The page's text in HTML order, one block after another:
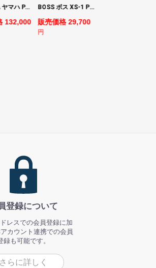
YAMAHA ヤマハ PACS+12M SB Pacifica Standard Plus パシフィカスタンダードプラス エレキギター
132,000
BOSS ボス XS-1 Poly Shifter ギターエフェクター ピッチシフター
販売価格 29,700
円
登録について
レスでの会員登録に加
カウント連携での会員
録も可能です。
さらに詳しく